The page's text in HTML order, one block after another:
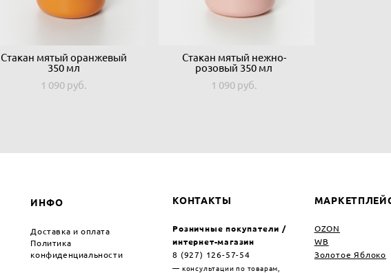
Стакан мятый оранжевый
350 мл
1 090 pуб.
Стакан мятый нежно-
розовый 350 мл
1 090 pуб.
ИНФО
Доставка и оплата
Политика
конфиденциальности
КОНТАКТЫ
Розничные покупатели /
интернет-магазин
8 (927) 126-57-54
— консультации по товарам,
OZON
WB
Золотое Яблоко